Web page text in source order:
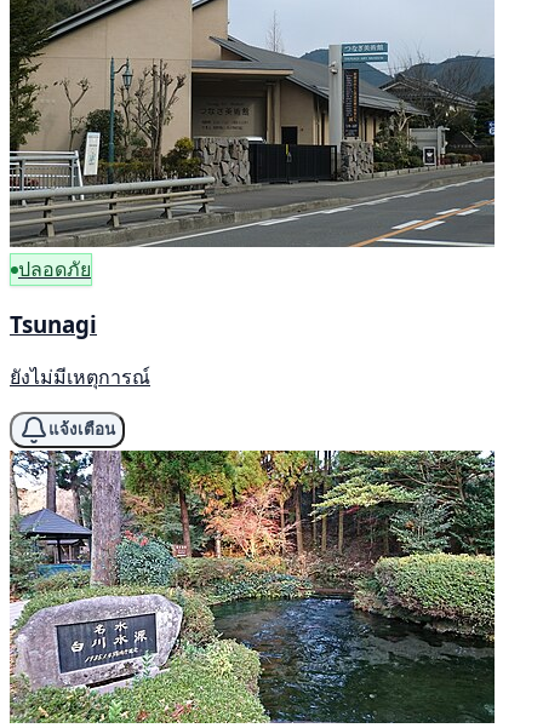
ปลอดภัย
Tsunagi
ยังไม่มีเหตุการณ์
แจ้งเตือน